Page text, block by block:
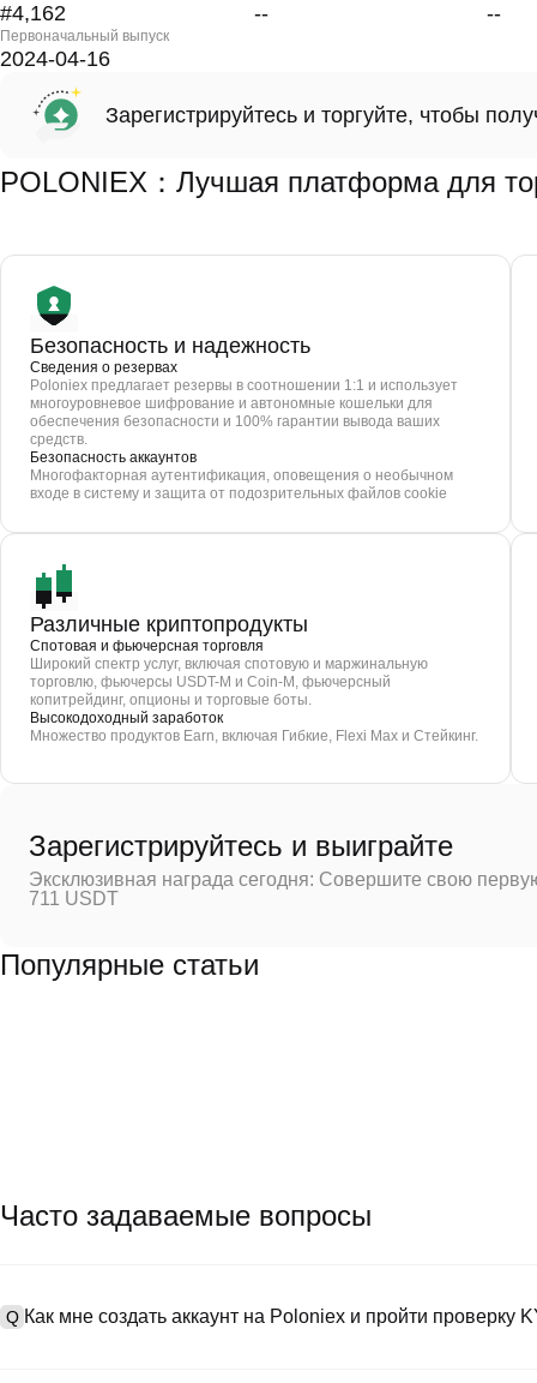
#4,162 -- --
Первоначальный выпуск
2024-04-16
Зарегистрируйтесь и торгуйте, чтобы
POLONIEX：Лучшая платформа для
Безопасность и надежность
Сведения о резервах
Poloniex предлагает резервы в соотношении 1:1 и использует
многоуровневое шифрование и автономные кошельки для
обеспечения безопасности и 100% гарантии вывода ваших
средств.
Безопасность аккаунтов
Многофакторная аутентификация, оповещения о необычном
входе в систему и защита от подозрительных файлов cookie
Различные криптопродукты
Спотовая и фьючерсная торговля
Широкий спектр услуг, включая спотовую и маржинальную
торговлю, фьючерсы USDT-M и Coin-M, фьючерсный
копитрейдинг, опционы и торговые боты.
Высокодоходный заработок
Множество продуктов Earn, включая Гибкие, Flexi Max и Стейкинг.
Зарегистрируйтесь и выиграйте
Эксклюзивная награда сегодня: Совершите свою
711 USDT
Популярные статьи
Часто задаваемые вопросы
Q Как мне создать аккаунт на Poloniex и пройти проверку